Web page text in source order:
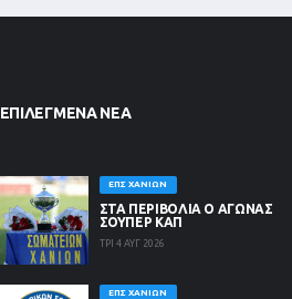
ΕΠΙΛΕΓΜΈΝΑ ΝΈΑ
ΕΠΣ ΧΑΝΊΩΝ
ΣΤΑ ΠΕΡΙΒΟΛΙΑ Ο ΑΓΩΝΑΣ
ΣΟΥΠΕΡ ΚΑΠ
ΤΡΙ 4 ΑΥΓ 2026
ΕΠΣ ΧΑΝΊΩΝ